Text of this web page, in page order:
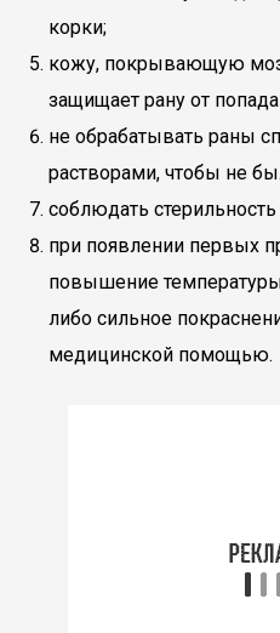
корки;
кожу, покрывающую
защищает рану от
не обрабатывать раны
растворами, чтобы не
соблюдать
при появлении первых
повышение
либо сильное
медицинской помощью.